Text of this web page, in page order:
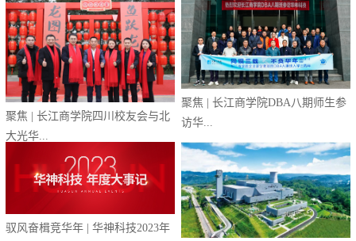
聚焦 | 长江商学院四川校友会与北
大光华...
聚焦 | 长江商学院DBA八期师生参
访华...
驭风奋楫竞华年 | 华神科技2023年